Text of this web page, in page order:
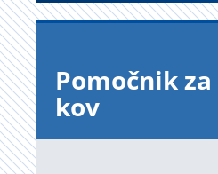
Po­moč­nik
kov